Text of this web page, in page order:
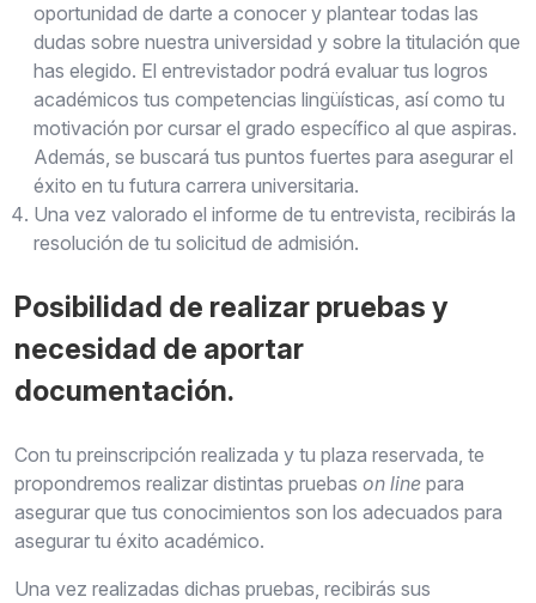
oportunidad de darte a conocer y plantear todas las
dudas sobre nuestra universidad y sobre la titulación que
has elegido. El entrevistador podrá evaluar tus logros
académicos tus competencias lingüísticas, así como tu
motivación por cursar el grado específico al que aspiras.
Además, se buscará tus puntos fuertes para asegurar el
éxito en tu futura carrera universitaria.
Una vez valorado el informe de tu entrevista, recibirás la
resolución de tu solicitud de admisión.
Posibilidad de realizar pruebas y
necesidad de aportar
documentación.
Con tu preinscripción realizada y tu plaza reservada, te
propondremos realizar distintas pruebas on line para
asegurar que tus conocimientos son los adecuados para
asegurar tu éxito académico.
Una vez realizadas dichas pruebas, recibirás sus